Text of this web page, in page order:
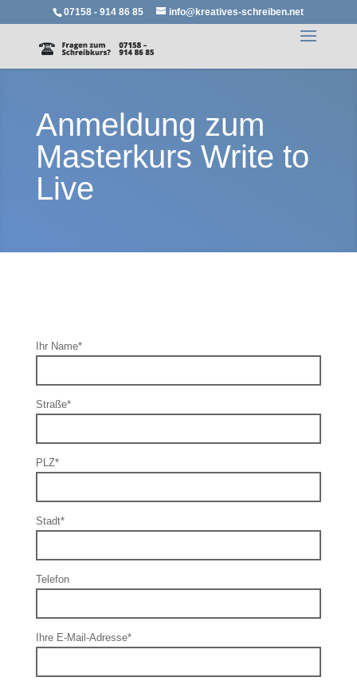
07158 - 914 86 85 info@kreatives-schreiben.net
Anmeldung zum
Masterkurs Write to
Live
Ihr Name*
Straße*
PLZ*
Stadt*
Telefon
Ihre E-Mail-Adresse*